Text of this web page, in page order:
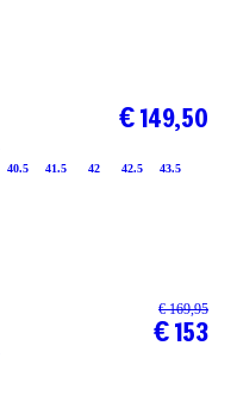
40.5 41.5 42 42.5 43.5
€ 149,50
€ 169,95
€ 153